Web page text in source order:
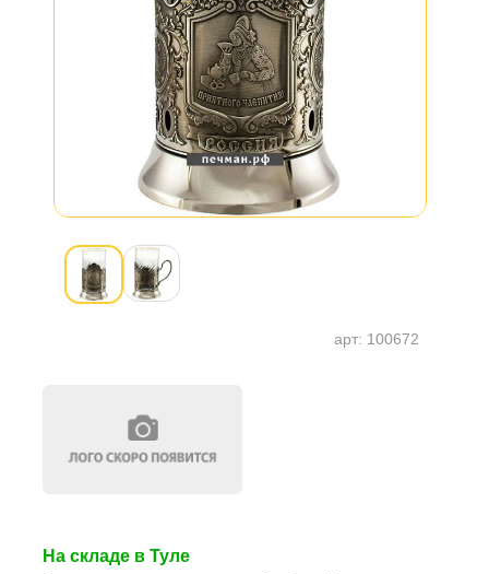
арт: 100672
На складе в Туле